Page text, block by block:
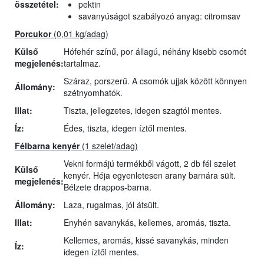
összetétel:
pektin
savanyúságot szabályozó anyag: citromsav
Porcukor(0,01 kg/adag)
Külső
megjelenés:
Hófehér színű, por állagú, néhány kisebb csomót
tartalmaz.
Állomány:
Száraz, porszerű. A csomók ujjak között könnyen
szétnyomhatók.
Illat:
Tiszta, jellegzetes, idegen szagtól mentes.
Íz:
Édes, tiszta, idegen íztől mentes.
Félbarna kenyér(1 szelet/adag)
Külső
megjelenés:
Vekni formájú termékből vágott, 2 db fél szelet
kenyér. Héja egyenletesen arany barnára sült.
Bélzete drappos-barna.
Állomány:
Laza, rugalmas, jól átsült.
Illat:
Enyhén savanykás, kellemes, aromás, tiszta.
Íz:
Kellemes, aromás, kissé savanykás, minden
idegen íztől mentes.